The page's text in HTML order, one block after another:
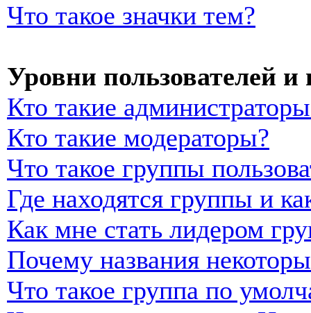
Что такое значки тем?
Уровни пользователей
Кто такие
Кто такие модераторы?
Что такое группы
Где находятся группы и
Как мне стать лидером
Почему названия
Что такое группа по